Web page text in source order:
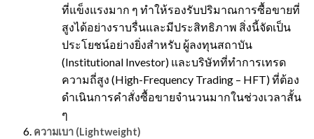
ที่แข็งแรงมาก ๆ ทำให้รองรับปริมาณการซื้อขายที่
สูงได้อย่างราบรื่นและมีประสิทธิภาพ สิ่งนี้จัดเป็น
ประโยชน์อย่างยิ่งสำหรับ ผู้ลงทุนสถาบัน
(Institutional Investor)​​ และบริษัทที่ทำการเทรด
ความถี่สูง (High-Frequency Trading – HFT) ที่ต้อง
ดำเนินการคำสั่งซื้อขายจำนวนมากในช่วงเวลาสั้น
ๆ
ความเบา (Lightweight)